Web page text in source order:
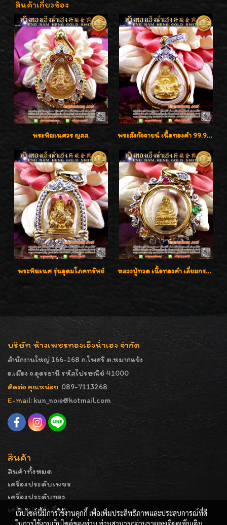
สินค้าเกี่ยวข้อง
พระพิฆเนศวร ญสส. พระสังกัจจายน์ เนื้อทองคำ 99.99%
พระพิฆเนศ รุ่นอุดมโภคทรัพย์ หลวงปู่ทวด เนื้อทองคำ เลี่ยมกรอบทองคำประดับเพชรแท้และพลอยนพเก้า น่ารักมากๆค่ะ
บริษัท ห้างเพชรทองเอ็งน่ำเฮง จำกัด
สำนักงานใหญ่ 166-168 ถ.โพศรี ต.หมากแข้ง
อ.เมือง จ.อุดรธานี รหัสไปรษณีย์ 41000
ติดต่อ คุณหน่อย 089-7113268
E-mail: kun_noie@hotmail.com
สินค้า
สินค้าทั้งหมด
เครื่องประดับเพชร
เครื่องประดับทอง
เครื่องประดับอื่นๆ
เว็บไซต์นี้มีการใช้งานคุกกี้ เพื่อเพิ่มประสิทธิภาพและประสบการณ์ที่ดี